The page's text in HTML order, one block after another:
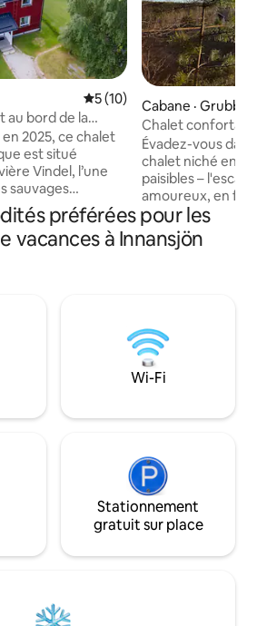
Note moyenne de 5 sur 5,
5 (10)
au bord de la
2025, ce chalet
est situé
Vindel, l’une
sauvages
de qualité
douche à
téléviseur de
été, imprégnez-
bois sous le soleil
les rennes
aurores
7 personnes.
Cabane · Grubban
Chalet
rivière, escapade
Évadez-vous
chalet niché
paisibles –
amoureux, en
amoureux de la
accueillir
quatre
du matin avec
sous le soleil de
dans le sauna. À
ville, avec un
chaleureux
préférées pour les
vacances à Innansjön
Wi-Fi
Stationnement
gratuit sur place